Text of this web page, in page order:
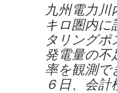
九州電力川
キロ圏内
タリング
発電量の不
率を観測で
６日、会